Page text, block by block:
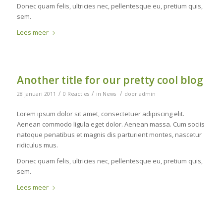
Donec quam felis, ultricies nec, pellentesque eu, pretium quis,
sem.
Lees meer
Another title for our pretty cool blog
28 januari 2011 / 0 Reacties / in News / door admin
Lorem ipsum dolor sit amet, consectetuer adipiscing elit.
Aenean commodo ligula eget dolor. Aenean massa. Cum sociis
natoque penatibus et magnis dis parturient montes, nascetur
ridiculus mus.
Donec quam felis, ultricies nec, pellentesque eu, pretium quis,
sem.
Lees meer